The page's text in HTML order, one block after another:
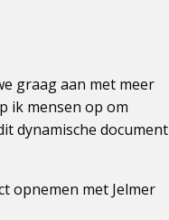
graag aan met meer
ik mensen op om
dynamische document
opnemen met Jelmer